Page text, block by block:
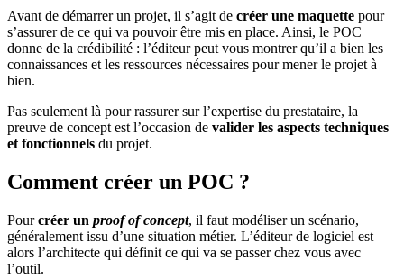
Avant de démarrer un projet, il s’agit de créer une maquette pour
s’assurer de ce qui va pouvoir être mis en place. Ainsi, le POC
donne de la crédibilité : l’éditeur peut vous montrer qu’il a bien les
connaissances et les ressources nécessaires pour mener le projet à
bien.
Pas seulement là pour rassurer sur l’expertise du prestataire, la
preuve de concept est l’occasion de valider les aspects techniques
et fonctionnels du projet.
Comment créer un POC ?
Pourcréer un proof of concept, il faut modéliser un scénario,
généralement issu d’une situation métier. L’éditeur de logiciel est
alors l’architecte qui définit ce qui va se passer chez vous avec
l’outil.